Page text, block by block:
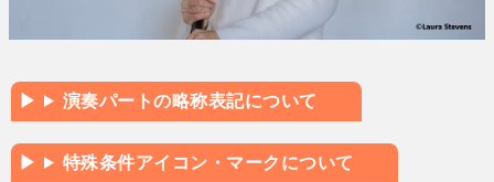
演奏パートの略称表記について
特殊条件アイコン・マークについて